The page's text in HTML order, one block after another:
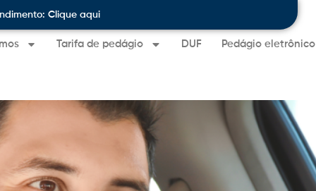
Clique aqui
Tarifa de pedágio DUF Pedágio eletrônico